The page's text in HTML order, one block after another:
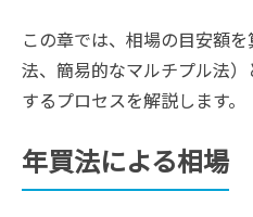
この章では、相場の目安額
法、簡易的なマルチプル法
するプロセスを解説します。
年買法による相場